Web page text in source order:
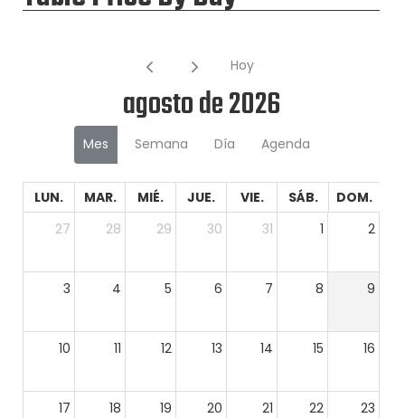
Hoy
agosto de 2026
Mes Semana Día Agenda
LUN. MAR. MIÉ. JUE. VIE. SÁB.
DOM.
27
28 29 30 31 1 2
3 4 5 6 7 8 9
10 11 12 13 14 15 16
17 18 19 20 21 22 23